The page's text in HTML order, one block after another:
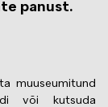
panust.
muuseumitund
või kutsuda